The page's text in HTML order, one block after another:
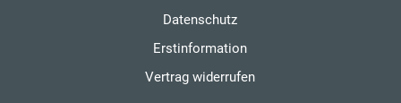
Datenschutz
Erstinformation
Vertrag widerrufen